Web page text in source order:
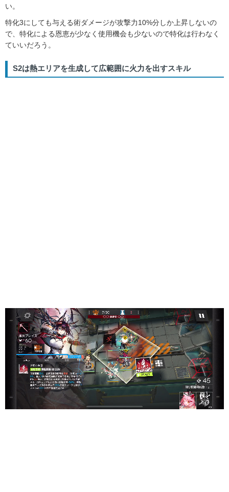
い。
特化3にしても与える術ダメージが攻撃力10%分しか上昇しないの
で、特化による恩恵が少なく使用機会も少ないので特化は行わなく
ていいだろう。
S2は熱エリアを生成して広範囲に火力を出すスキル